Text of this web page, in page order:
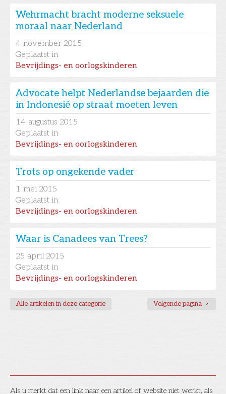
Als u merkt dat een link naar een artikel of website niet werkt, als
Wehrmacht bracht moderne seksuele
moraal naar Nederland
4 november 2015
Geplaatst in
Bevrijdings- en oorlogskinderen
Advocate helpt Nederlandse bejaarden die
in Indonesië op straat moeten leven
14 augustus 2015
Geplaatst in
Bevrijdings- en oorlogskinderen
Trots op ongekende vader
1 mei 2015
Geplaatst in
Bevrijdings- en oorlogskinderen
Waar is Canadees van Trees?
25 april 2015
Geplaatst in
Bevrijdings- en oorlogskinderen
Alle artikelen in deze categorie Volgende pagina